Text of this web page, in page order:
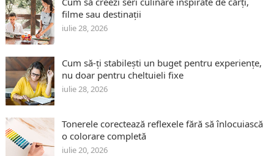
filme sau destinații
iulie 28, 2026
Cum să-ți stabilești un buget pentru experiențe,
nu doar pentru cheltuieli fixe
iulie 28, 2026
Tonerele corectează reflexele fără să înlocuiască
o colorare completă
iulie 20, 2026